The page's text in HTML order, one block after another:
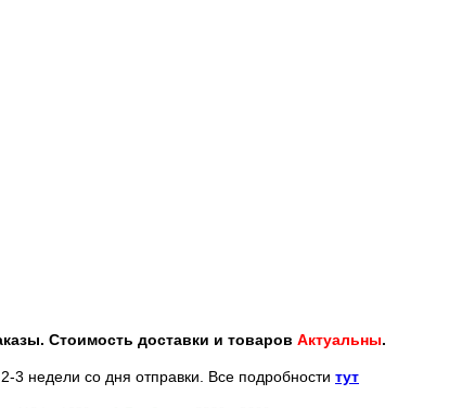
Стоимость доставки и товаров Актуальны.
3 недели со дня отправки. Все подробности тут